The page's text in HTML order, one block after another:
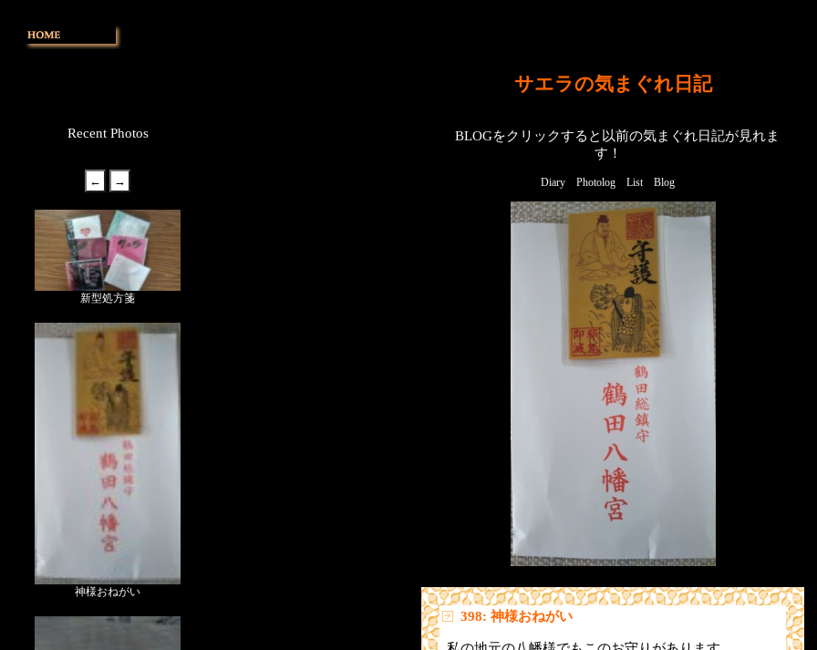
サエラの気まぐれ日記
Recent Photos
新型処方箋
神様おねがい
BLOGをクリックすると以前の気まぐれ日記が見れま
す！
Diary Photolog List Blog
398: 神様おねがい